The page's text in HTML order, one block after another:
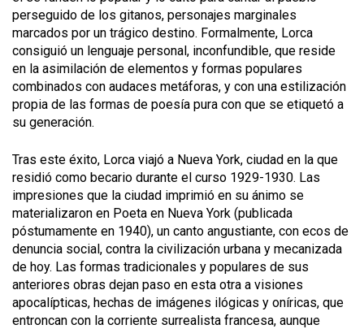
perseguido de los gitanos, personajes marginales
marcados por un trágico destino. Formalmente, Lorca
consiguió un lenguaje personal, inconfundible, que reside
en la asimilación de elementos y formas populares
combinados con audaces metáforas, y con una estilización
propia de las formas de poesía pura con que se etiquetó a
su generación.
Tras este éxito, Lorca viajó a Nueva York, ciudad en la que
residió como becario durante el curso 1929-1930. Las
impresiones que la ciudad imprimió en su ánimo se
materializaron en Poeta en Nueva York (publicada
póstumamente en 1940), un canto angustiante, con ecos de
denuncia social, contra la civilización urbana y mecanizada
de hoy. Las formas tradicionales y populares de sus
anteriores obras dejan paso en esta otra a visiones
apocalípticas, hechas de imágenes ilógicas y oníricas, que
entroncan con la corriente surrealista francesa, aunque